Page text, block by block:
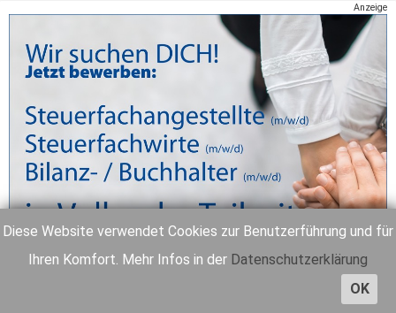
Diese Website verwendet Cookies zur Benutzerführung und für
Ihren Komfort. Mehr Infos in der Datenschutzerklärung
OK
Anzeige